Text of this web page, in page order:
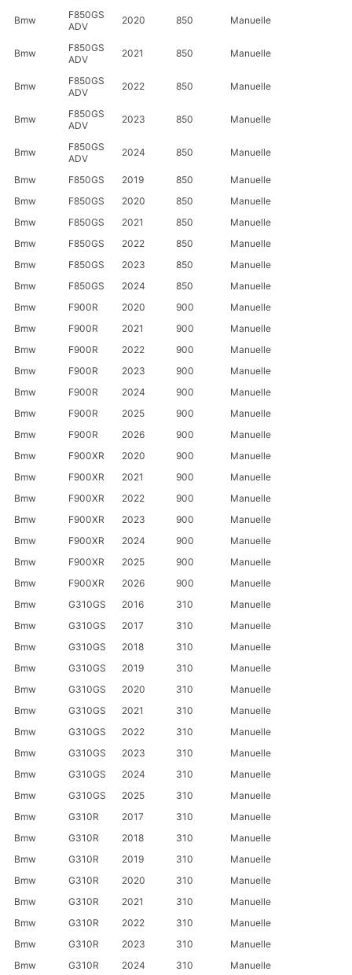
Bmw
F850GS
ADV
2020 850 Manuelle
Bmw
F850GS
ADV
2021 850 Manuelle
Bmw
F850GS
ADV
2022 850 Manuelle
Bmw
F850GS
ADV
2023 850 Manuelle
Bmw
F850GS
ADV
2024 850 Manuelle
Bmw F850GS 2019 850
Manuelle
Bmw
F850GS 2020 850
Manuelle
Bmw
F850GS 2021 850
Manuelle
Bmw
F850GS 2022 850
Manuelle
Bmw
F850GS 2023 850
Manuelle
Bmw
F850GS 2024 850
Manuelle
Bmw
F900R 2020 900
Manuelle
Bmw
F900R 2021 900
Manuelle
Bmw
F900R 2022 900
Manuelle
Bmw
F900R 2023 900
Manuelle
Bmw
F900R 2024 900
Manuelle
Bmw
F900R 2025 900
Manuelle
Bmw
F900R 2026 900
Manuelle
Bmw
F900XR 2020 900
Manuelle
Bmw
F900XR 2021 900
Manuelle
Bmw
F900XR 2022 900
Manuelle
Bmw
F900XR 2023 900
Manuelle
Bmw
F900XR 2024 900
Manuelle
Bmw
F900XR 2025 900
Manuelle
Bmw
F900XR 2026 900
Manuelle
Bmw
G310GS 2016 310
Manuelle
Bmw
G310GS 2017 310
Manuelle
Bmw
G310GS 2018 310
Manuelle
Bmw
G310GS 2019 310
Manuelle
Bmw
G310GS 2020 310
Manuelle
Bmw
G310GS 2021 310
Manuelle
Bmw
G310GS 2022 310
Manuelle
Bmw
G310GS 2023 310
Manuelle
Bmw
G310GS 2024 310
Manuelle
Bmw
G310GS 2025 310
Manuelle
Bmw
G310R 2017 310
Manuelle
Bmw
G310R 2018 310
Manuelle
Bmw
G310R 2019 310
Manuelle
Bmw
G310R 2020 310
Manuelle
Bmw
G310R 2021 310
Manuelle
Bmw
G310R 2022 310
Manuelle
Bmw
G310R 2023 310
Manuelle
Bmw
G310R 2024 310
Manuelle